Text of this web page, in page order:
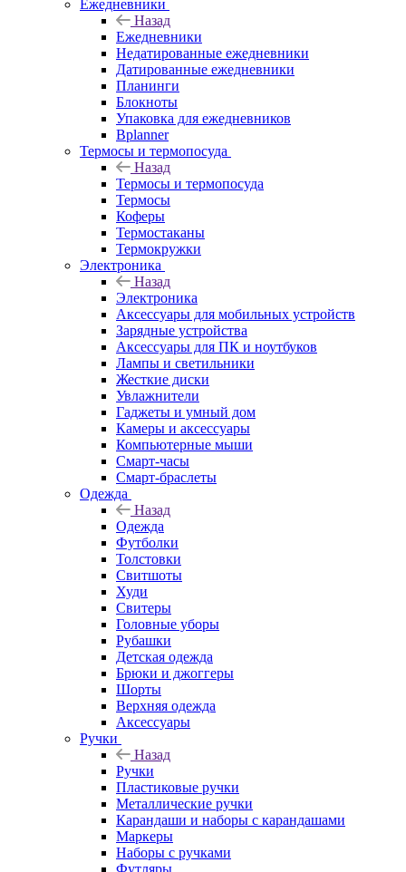
Ежедневники
Назад
Ежедневники
Недатированные ежедневники
Датированные ежедневники
Планинги
Блокноты
Упаковка для ежедневников
Bplanner
Термосы и термопосуда
Назад
Термосы и термопосуда
Термосы
Коферы
Термостаканы
Термокружки
Электроника
Назад
Электроника
Аксессуары для мобильных устройств
Зарядные устройства
Аксессуары для ПК и ноутбуков
Лампы и светильники
Жесткие диски
Увлажнители
Гаджеты и умный дом
Камеры и аксессуары
Компьютерные мыши
Смарт-часы
Смарт-браслеты
Одежда
Назад
Одежда
Футболки
Толстовки
Свитшоты
Худи
Свитеры
Головные уборы
Рубашки
Детская одежда
Брюки и джоггеры
Шорты
Верхняя одежда
Аксессуары
Ручки
Назад
Ручки
Пластиковые ручки
Металлические ручки
Карандаши и наборы с карандашами
Маркеры
Наборы с ручками
Футляры